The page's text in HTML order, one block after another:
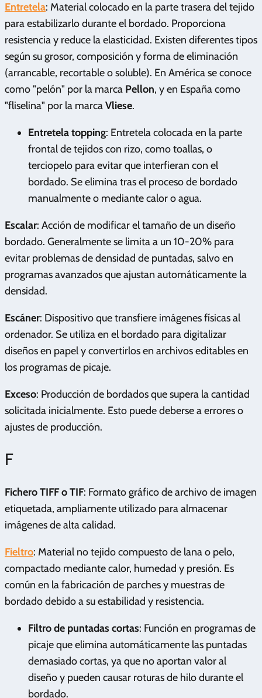
Entretela: Material colocado en la parte trasera del tejido
para estabilizarlo durante el bordado. Proporciona
resistencia y reduce la elasticidad. Existen diferentes tipos
según su grosor, composición y forma de eliminación
(arrancable, recortable o soluble). En América se conoce
como "pelón" por la marca Pellon, y en España como
"fliselina" por la marcaVliese.
Entretela topping: Entretela colocada en la parte
frontal de tejidos con rizo, como toallas, o
terciopelo para evitar que interfieran con el
bordado. Se elimina tras el proceso de bordado
manualmente o mediante calor o agua.
Escalar: Acción de modificar el tamaño de un diseño
bordado. Generalmente se limita a un 10-20% para
evitar problemas de densidad de puntadas, salvo en
programas avanzados que ajustan automáticamente la
densidad.
Escáner: Dispositivo que transfiere imágenes físicas al
ordenador. Se utiliza en el bordado para digitalizar
diseños en papel y convertirlos en archivos editables en
los programas de picaje.
Exceso: Producción de bordados que supera la cantidad
solicitada inicialmente. Esto puede deberse a errores o
ajustes de producción.
F
Fichero TIFF o TIF: Formato gráfico de archivo de imagen
etiquetada, ampliamente utilizado para almacenar
imágenes de alta calidad.
Fieltro: Material no tejido compuesto de lana o pelo,
compactado mediante calor, humedad y presión. Es
común en la fabricación de parches y muestras de
bordado debido a su estabilidad y resistencia.
Filtro de puntadas cortas: Función en programas de
picaje que elimina automáticamente las puntadas
demasiado cortas, ya que no aportan valor al
diseño y pueden causar roturas de hilo durante el
bordado.